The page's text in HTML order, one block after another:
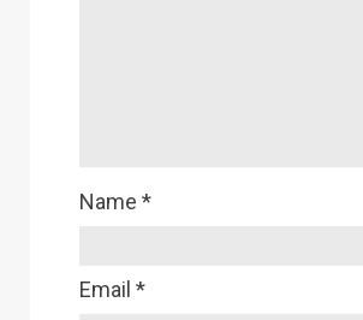
Name *
Email *